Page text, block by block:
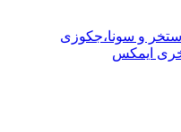
استخر و سونا،جکوزی
ایمکس